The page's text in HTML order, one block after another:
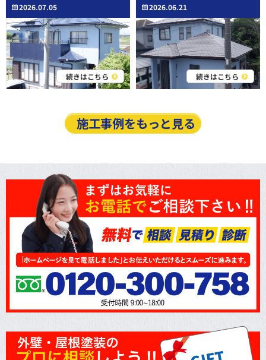
2026.07.05
続きはこちら
2026.06.21
続きはこちら
施工事例をもっと見る